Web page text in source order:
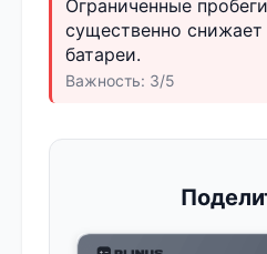
Ограниченные
существенно
батареи.
Важность: 3/5